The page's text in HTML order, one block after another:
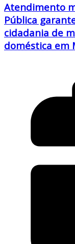
Atendimento
Pública
cidadania de
doméstica em